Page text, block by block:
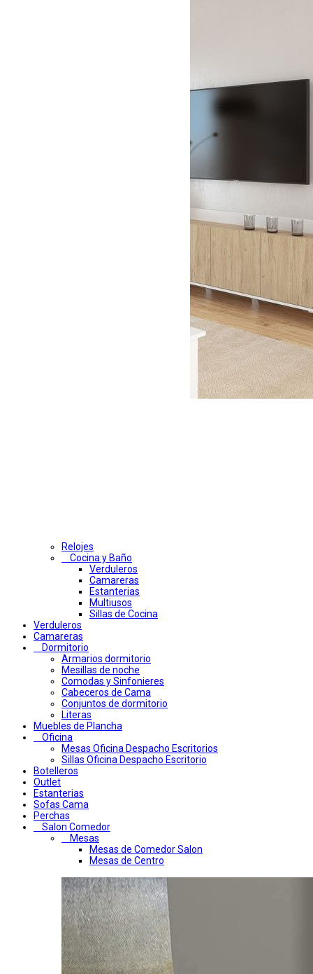
Relojes
Cocina y Baño
Verduleros
Camareras
Estanterias
Multiusos
Sillas de Cocina
Verduleros
Camareras
Dormitorio
Armarios dormitorio
Mesillas de noche
Comodas y Sinfonieres
Cabeceros de Cama
Conjuntos de dormitorio
Literas
Muebles de Plancha
Oficina
Mesas Oficina Despacho Escritorios
Sillas Oficina Despacho Escritorio
Botelleros
Outlet
Estanterias
Sofas Cama
Perchas
Salon Comedor
Mesas
Mesas de Comedor Salon
Mesas de Centro